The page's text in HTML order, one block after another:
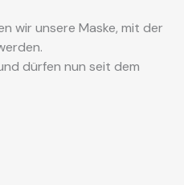
wir unsere Maske, mit der
dürfen nun seit dem